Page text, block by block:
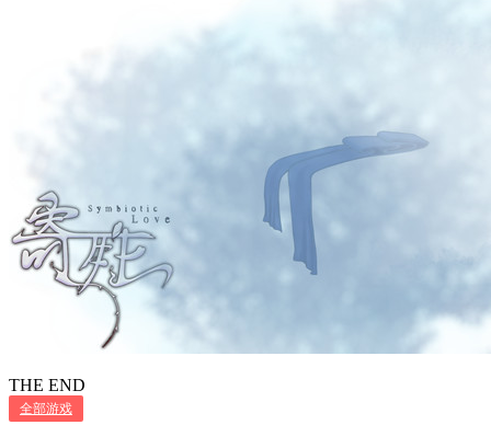
THE END
全部游戏